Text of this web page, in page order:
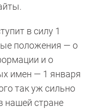
в силу 1
положения — о
и о
имен — 1 января
так уж сильно
нашей стране